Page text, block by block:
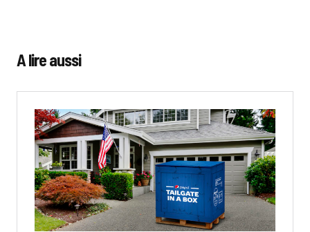
A lire aussi